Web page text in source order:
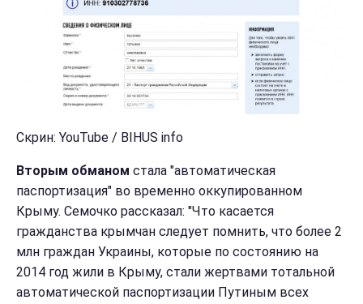
Скрин: YouTube / BIHUS info
Вторым обманом стала "автоматическая
паспортизация" во временно оккупированном
Крыму. Семочко рассказал: "Что касается
гражданства крымчан следует помнить, что более 2
млн граждан Украины, которые по состоянию на
2014 год жили в Крыму, стали жертвами тотальной
автоматической паспортизации Путиным всех